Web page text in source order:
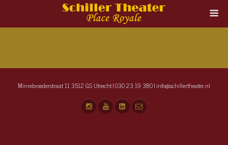
Minrebroederstraat 11 3512 GS Utrecht | 030 23 19 380 | info@schillertheater.nl